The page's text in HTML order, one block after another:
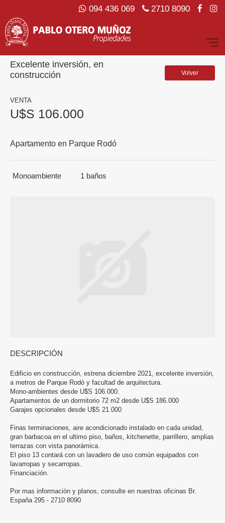
094 436 069 2710 8090
Volver
Excelente inversión, en
construcción
VENTA
U$S 106.000
Apartamento en Parque Rodó
Monoambiente 1 baños
DESCRIPCIÓN
Edificio en construcción, estrena diciembre 2021, excelente inversión,
a metros de Parque Rodó y facultad de arquitectura.
Mono-ambientes desde U$S 106.000.
Apartamentos de un dormitorio 72 m2 desde U$S 186.000
Garajes opcionales desde U$S 21.000
Finas terminaciones, aire acondicionado instalado en cada unidad,
gran barbacoa en el ultimo piso, baños, kitchenette, parrillero, amplias
terrazas con vista panorámica.
El piso 13 contará con un lavadero de uso común equipados con
lavarropas y secarropas.
Financiación.
Por mas información y planos, consulte en nuestras oficinas Br.
España 295 - 2710 8090